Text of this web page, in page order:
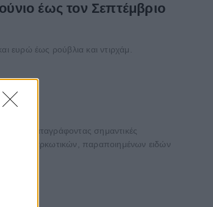
έως τον Σεπτέμβριο
ευρώ έως ρούβλια και ντιρχάμ.
καταγράφοντας σημαντικές
ναρκωτικών, παραποιημένων ειδών